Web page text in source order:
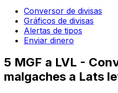
Conversor de divisas
Gráficos de divisas
Alertas de tipos
Enviar dinero
5 MGF a LVL -
malgaches a Lats